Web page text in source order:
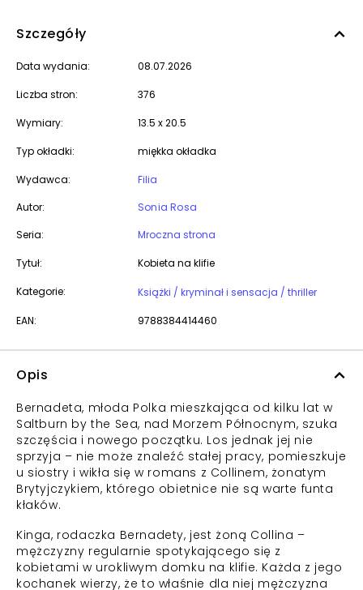
Szczegóły
Data wydania: 08.07.2026
Liczba stron: 376
Wymiary: 13.5 x 20.5
Typ okładki: miękka okładka
Wydawca:
Filia
Autor:
Sonia Rosa
Seria:
Mroczna strona
Tytuł: Kobieta na klifie
Kategorie: Książki / kryminał i sensacja / thriller
EAN: 9788384414460
Opis
Bernadeta, młoda Polka mieszkająca od kilku lat w
Saltburn by the Sea, nad Morzem Północnym, szuka
szczęścia i nowego początku. Los jednak jej nie
sprzyja – nie może znaleźć stałej pracy, pomieszkuje
u siostry i wikła się w romans z Collinem, żonatym
Brytyjczykiem, którego obietnice nie są warte funta
kłaków.
Kinga, rodaczka Bernadety, jest żoną Collina –
mężczyzny regularnie spotykającego się z
kobietami w urokliwym domku na klifie. Każda z jego
kochanek wierzy, że to właśnie dla niej mężczyzna